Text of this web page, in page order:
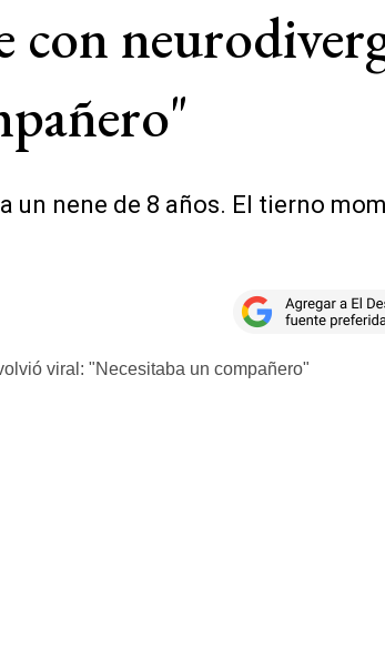
con
un nene de 8 años. El tierno